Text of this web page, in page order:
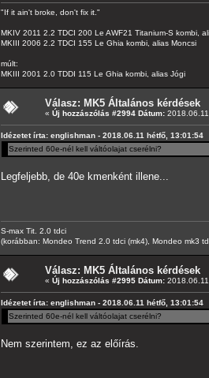
"If it ain't broke, don't fix it."
MKIV 2011 2.2 TDCI 200 Le AWF21 Titanium-S kombi,
MKIII 2006 2.2 TDCI 155 Le Ghia kombi, alias Moncsi
múlt:
MKIII 2001 2.0 TDDI 115 Le Ghia kombi, alias Jógi
Válasz: MK5 Általános kérdések
« Új hozzászólás #2994 Dátum:
Idézetet írta: englishman - 2018.06.11 hétfő, 13:01:54
Szerinted 60e-nél kell váltóolajat cserélni?
Legfeljebb, de 40e kmenként illene...
S-max Tit. 2.0 tdci
(korábban: Mondeo Trend 2.0 tdci (mk4), Mondeo mk3
Válasz: MK5 Általános kérdések
« Új hozzászólás #2995 Dátum:
Idézetet írta: englishman - 2018.06.11 hétfő, 13:01:54
Szerinted 60e-nél kell váltóolajat cserélni?
Nem szerintem, ez az előírás.